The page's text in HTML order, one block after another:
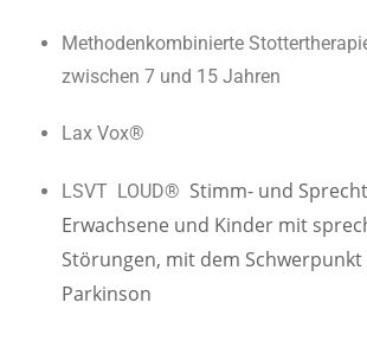
Methodenkombinierte
zwischen 7 und 15 Jahren
Lax Vox®
LSVT LOUD® Stimm- und
Erwachsene und Kinder mit
Störungen, mit dem
Parkinson